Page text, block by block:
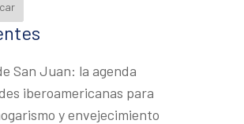
San Juan: la agenda
iberoamericanas para
y envejecimiento